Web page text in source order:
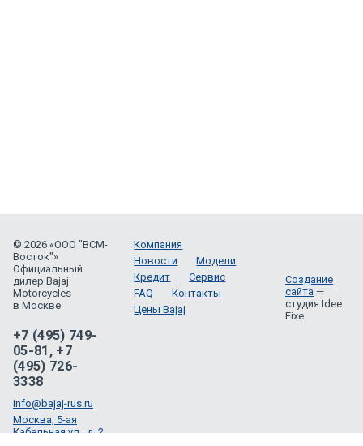
© 2026 «ООО "ВСМ-
Восток"»
Официальный
дилер Bajaj
Motorcycles
в Москве
+7 (495) 749-
05-81, +7
(495) 726-
3338
info@bajaj-rus.ru
Москва, 5-ая
Кабельная ул., д. 2,
Компания
Новости
Модели
Кредит
Сервис
FAQ
Контакты
Цены Bajaj
Создание
сайта —
студия Idee
Fixe